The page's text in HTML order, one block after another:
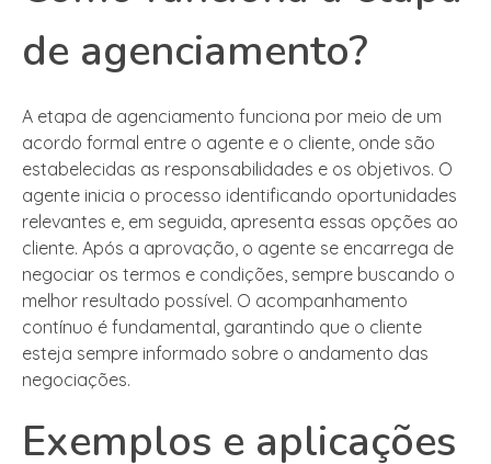
de agenciamento?
A etapa de agenciamento funciona por meio de um
acordo formal entre o agente e o cliente, onde são
estabelecidas as responsabilidades e os objetivos. O
agente inicia o processo identificando oportunidades
relevantes e, em seguida, apresenta essas opções ao
cliente. Após a aprovação, o agente se encarrega de
negociar os termos e condições, sempre buscando o
melhor resultado possível. O acompanhamento
contínuo é fundamental, garantindo que o cliente
esteja sempre informado sobre o andamento das
negociações.
Exemplos e aplicações